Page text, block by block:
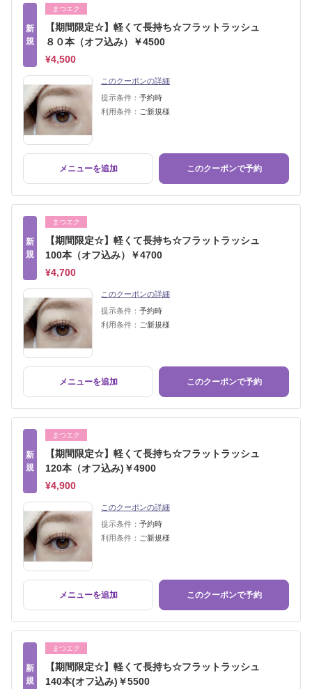
新
規
まつエク
【期間限定☆】軽くて長持ち☆フラットラッシュ
８０本（オフ込み）￥4500
¥4,500
このクーポンの詳細
提示条件： 予約時
利用条件： ご新規様
メニューを追加 このクーポンで予約
新
規
まつエク
【期間限定☆】軽くて長持ち☆フラットラッシュ
100本（オフ込み）￥4700
¥4,700
このクーポンの詳細
提示条件： 予約時
利用条件： ご新規様
メニューを追加 このクーポンで予約
新
規
まつエク
【期間限定☆】軽くて長持ち☆フラットラッシュ
120本（オフ込み)￥4900
¥4,900
このクーポンの詳細
提示条件： 予約時
利用条件： ご新規様
メニューを追加 このクーポンで予約
新
規
まつエク
【期間限定☆】軽くて長持ち☆フラットラッシュ
140本(オフ込み)￥5500